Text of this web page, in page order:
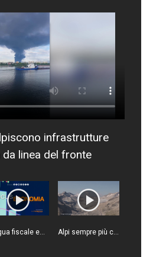
infrastrutture
linea del fronte
Tregua fiscale estiva, come funziona Alpi sempre più calde, ghiacciai a rischio tra fusione e siccità